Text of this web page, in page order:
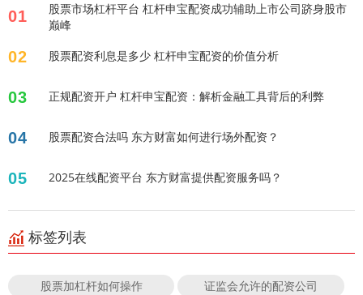
01
股票市场杠杆平台 杠杆申宝配资成功辅助上市公司跻身股市
巅峰
02 股票配资利息是多少 杠杆申宝配资的价值分析
03 正规配资开户 杠杆申宝配资：解析金融工具背后的利弊
04 股票配资合法吗 东方财富如何进行场外配资？
05 2025在线配资平台 东方财富提供配资服务吗？
标签列表
股票加杠杆如何操作 证监会允许的配资公司